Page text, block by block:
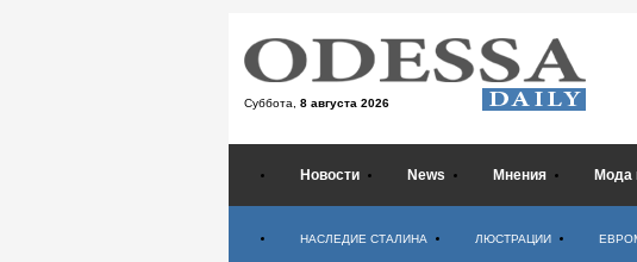
Суббота, 8 августа 2026
Новости News Мнения Мода
НАСЛЕДИЕ СТАЛИНА ЛЮСТРАЦИИ